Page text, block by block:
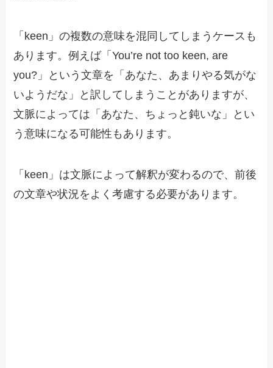
「keen」の複数の意味を混同してしまうケースも
あります。例えば「You’re not too keen, are
you?」という文章を「あなた、あまりやる気がな
いようだな」と訳してしまうことがありますが、
文脈によっては「あなた、ちょっと鈍いな」とい
う意味になる可能性もあります。
「keen」は文脈によって解釈が変わるので、前後
の文章や状況をよく考慮する必要があります。